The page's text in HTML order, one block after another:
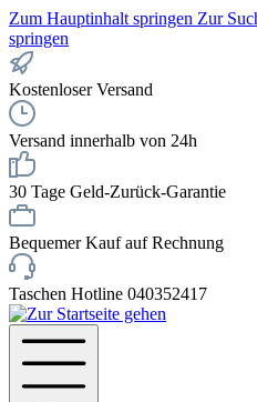
Zum Hauptinhalt springen Zur
springen
Kostenloser Versand
Versand innerhalb von 24h
30 Tage Geld-Zurück-Garantie
Bequemer Kauf auf Rechnung
Taschen Hotline 040352417